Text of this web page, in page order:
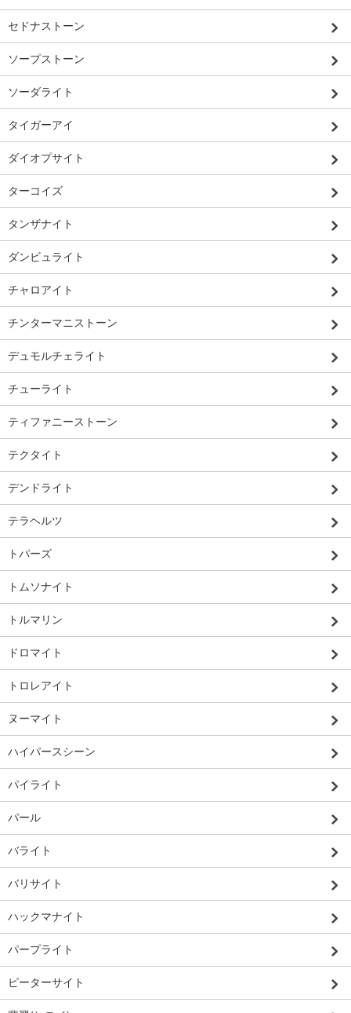
セドナストーン
ソープストーン
ソーダライト
タイガーアイ
ダイオプサイト
ターコイズ
タンザナイト
ダンビュライト
チャロアイト
チンターマニストーン
デュモルチェライト
チューライト
ティファニーストーン
テクタイト
デンドライト
テラヘルツ
トパーズ
トムソナイト
トルマリン
ドロマイト
トロレアイト
ヌーマイト
ハイパースシーン
パイライト
パール
バライト
バリサイト
ハックマナイト
パープライト
ピーターサイト